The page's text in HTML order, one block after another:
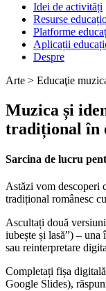
Idei de activități
Resurse
Platforme
Aplicații
Despre
Arte > Educaţie
Muzica și
tradițional în
Sarcina de lucru
Astăzi vom descoperi
tradițional românesc
Ascultați două
iubește și lasă”) –
sau reinterpretare
Completați fișa
Google Slides),